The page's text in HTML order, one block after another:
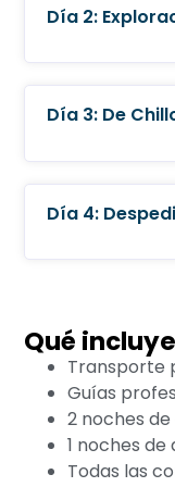
Día 2:
Día 3: De
Día 4:
Qué
Transporte
Guías
2 noches
1 noches
Todas las